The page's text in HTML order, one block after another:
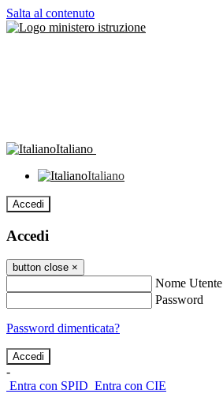
Salta al contenuto
Italiano
Italiano
Accedi
Accedi
button close ×
Nome Utente
Password
Password dimenticata?
-
Entra con SPID Entra con CIE